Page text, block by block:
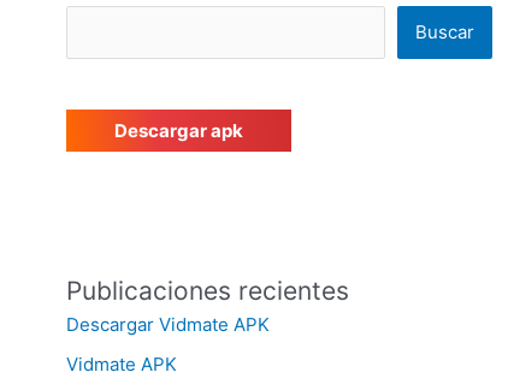
Buscar
Descargar apk
Publicaciones recientes
Descargar Vidmate APK
Vidmate APK